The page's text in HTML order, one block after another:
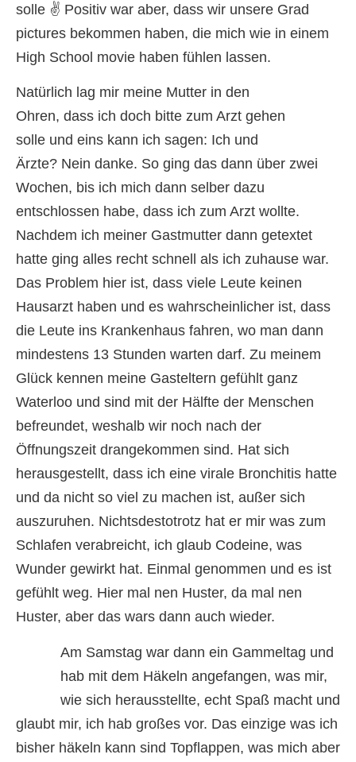
solle ✌️ Positiv war aber, dass wir unsere Grad
pictures bekommen haben, die mich wie in einem
High School movie haben fühlen lassen.
Natürlich lag mir meine Mutter in den
Ohren, dass ich doch bitte zum Arzt gehen
solle und eins kann ich sagen: Ich und
Ärzte? Nein danke. So ging das dann über zwei
Wochen, bis ich mich dann selber dazu
entschlossen habe, dass ich zum Arzt wollte.
Nachdem ich meiner Gastmutter dann getextet
hatte ging alles recht schnell als ich zuhause war.
Das Problem hier ist, dass viele Leute keinen
Hausarzt haben und es wahrscheinlicher ist, dass
die Leute ins Krankenhaus fahren, wo man dann
mindestens 13 Stunden warten darf. Zu meinem
Glück kennen meine Gasteltern gefühlt ganz
Waterloo und sind mit der Hälfte der Menschen
befreundet, weshalb wir noch nach der
Öffnungszeit drangekommen sind. Hat sich
herausgestellt, dass ich eine virale Bronchitis hatte
und da nicht so viel zu machen ist, außer sich
auszuruhen. Nichtsdestotrotz hat er mir was zum
Schlafen verabreicht, ich glaub Codeine, was
Wunder gewirkt hat. Einmal genommen und es ist
gefühlt weg. Hier mal nen Huster, da mal nen
Huster, aber das wars dann auch wieder.
Am Samstag war dann ein Gammeltag und
hab mit dem Häkeln angefangen, was mir,
wie sich herausstellte, echt Spaß macht und
glaubt mir, ich hab großes vor. Das einzige was ich
bisher häkeln kann sind Topflappen, was mich aber